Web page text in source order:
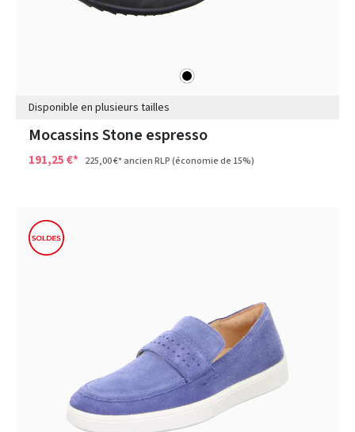
noir
Disponible en plusieurs tailles
Mocassins Stone espresso
191,25 €* 225,00 €*ancien RLP(économie de 15%)